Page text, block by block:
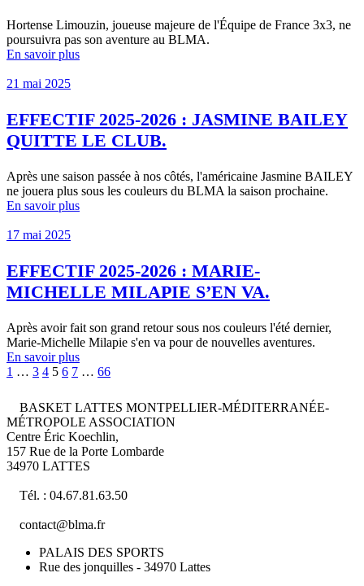
Hortense Limouzin, joueuse majeure de l'Équipe de France 3x3, ne
poursuivra pas son aventure au BLMA.
En savoir plus
21 mai 2025
EFFECTIF 2025-2026 : JASMINE BAILEY
QUITTE LE CLUB.
Après une saison passée à nos côtés, l'américaine Jasmine BAILEY
ne jouera plus sous les couleurs du BLMA la saison prochaine.
En savoir plus
17 mai 2025
EFFECTIF 2025-2026 : MARIE-
MICHELLE MILAPIE S’EN VA.
Après avoir fait son grand retour sous nos couleurs l'été dernier,
Marie-Michelle Milapie s'en va pour de nouvelles aventures.
En savoir plus
1 … 3 4 5 6 7 … 66
BASKET LATTES MONTPELLIER-MÉDITERRANÉE-
MÉTROPOLE ASSOCIATION
Centre Éric Koechlin,
157 Rue de la Porte Lombarde
34970 LATTES
Tél. : 04.67.81.63.50
contact@blma.fr
PALAIS DES SPORTS
Rue des jonquilles - 34970 Lattes